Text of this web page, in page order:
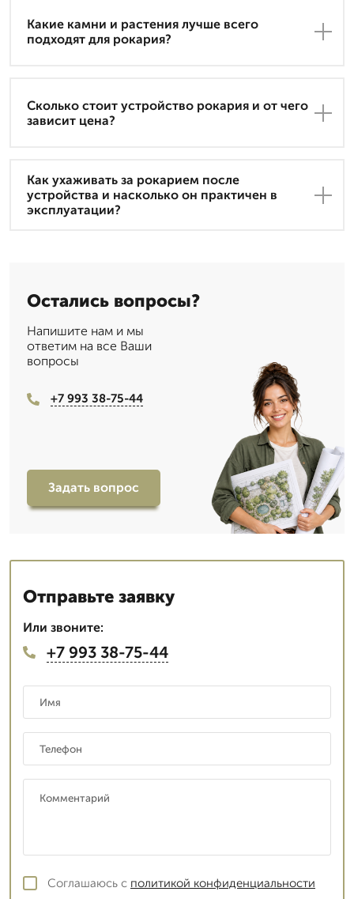
Какие камни и растения лучше всего
подходят для рокария?
Сколько стоит устройство рокария и от чего
зависит цена?
Как ухаживать за рокарием после
устройства и насколько он практичен в
эксплуатации?
Остались вопросы?
Напишите нам и мы
ответим на все Ваши
вопросы
+7 993 38-75-44
Задать вопрос
Отправьте заявку
Или звоните:
+7 993 38-75-44
Соглашаюсь с политикой конфиденциальности